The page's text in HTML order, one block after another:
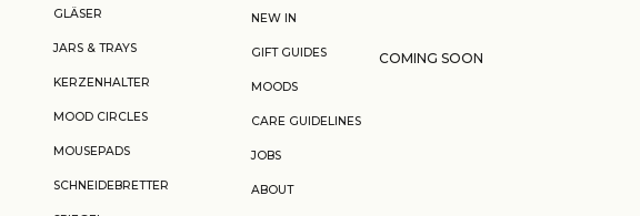
GLÄSER
JARS & TRAYS
KERZENHALTER
MOOD CIRCLES
MOUSEPADS
SCHNEIDEBRETTER
NEW IN
GIFT GUIDES
MOODS
CARE GUIDELINES
JOBS
ABOUT
COMING SOON